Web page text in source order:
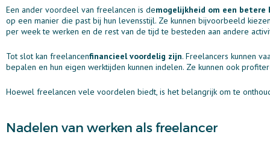
Een ander voordeel van freelancen is demogelijkheid om een
op een manier die past bij hun levensstijl. Ze kunnen bijvoorbeeld
per week te werken en de rest van de tijd te besteden aan andere
Tot slot kan freelancenfinancieel voordelig zijn. Freelancers kunnen
bepalen en hun eigen werktijden kunnen indelen. Ze kunnen ook
Hoewel freelancen vele voordelen biedt, is het belangrijk om te
Nadelen van werken als freelancer